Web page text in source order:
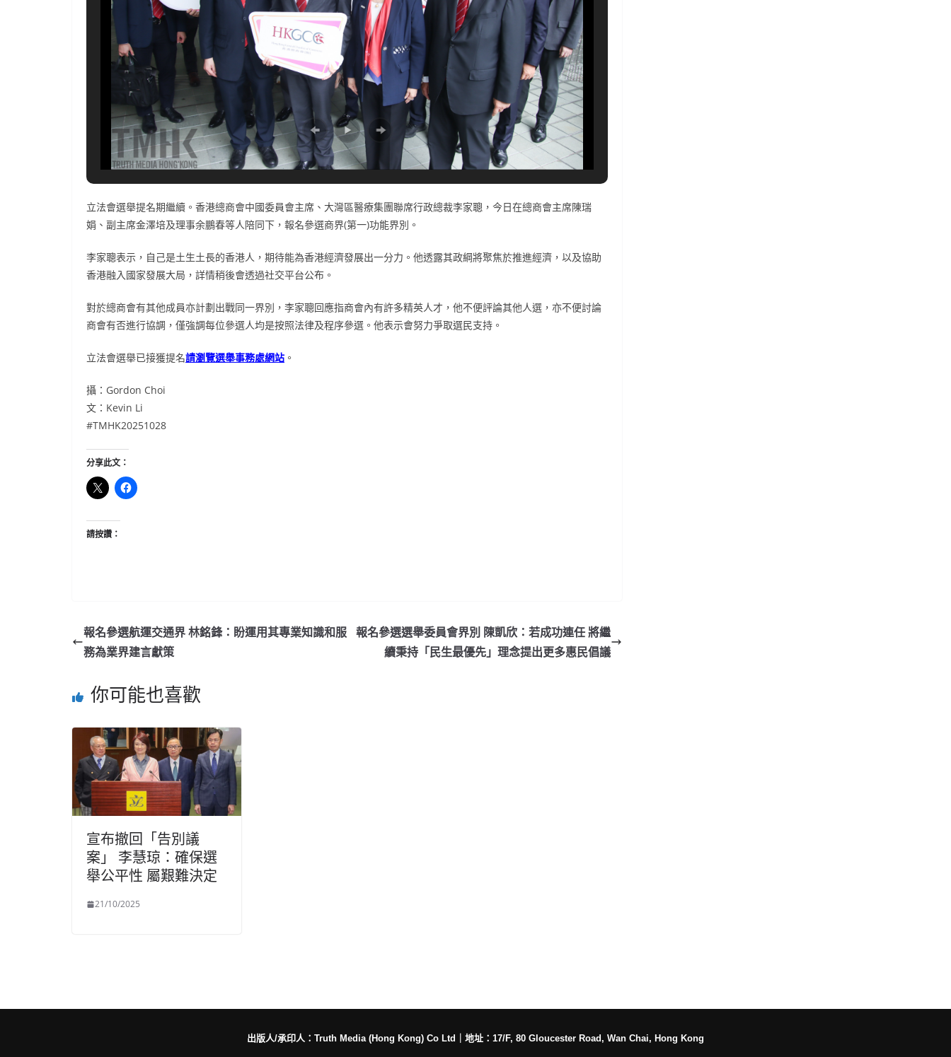
立法會選舉提名期繼續。香港總商會中國委員會主席、大灣區醫療集團聯席行政總裁李家聰，今日在總商會主席陳瑞
娟、副主席金澤培及理事余鵬春等人陪同下，報名參選商界(第一)功能界別。
李家聰表示，自己是土生土長的香港人，期待能為香港經濟發展出一分力。他透露其政綱將聚焦於推進經濟，以及協助
香港融入國家發展大局，詳情稍後會透過社交平台公布。
對於總商會有其他成員亦計劃出戰同一界別，李家聰回應指商會內有許多精英人才，他不便評論其他人選，亦不便討論
商會有否進行協調，僅強調每位參選人均是按照法律及程序參選。他表示會努力爭取選民支持。
立法會選舉已接獲提名請瀏覽選舉事務處網站 。
攝：Gordon Choi
文：Kevin Li
#TMHK20251028
分享此文：
請按讚：
報名參選航運交通界 林銘鋒：盼運用其專業知識和服
務為業界建言獻策
報名參選選舉委員會界別 陳凱欣：若成功連任 將繼
續秉持「民生最優先」理念提出更多惠民倡議
你可能也喜歡
宣布撤回「告別議
案」 李慧琼：確保選
舉公平性 屬艱難決定
21/10/2025
出版人/承印人：Truth Media (Hong Kong) Co Ltd 地址：17/F, 80 Gloucester Road, Wan Chai, Hong Kong